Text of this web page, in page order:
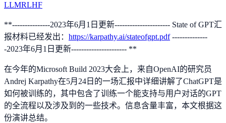
LLMRLHF
**---------------2023年6月1日更新---------------------- State of GPT汇
报材料已经发出： https://karpathy.ai/stateofgpt.pdf--------------
-2023年6月1日更新---------------------- **
在今年的Microsoft Build 2023大会上，来自OpenAI的研究员
Andrej Karpathy在5月24日的一场汇报中详细讲解了ChatGPT是
如何被训练的，其中包含了训练一个能支持与用户对话的GPT
的全流程以及涉及到的一些技术。信息含量丰富，本文根据这
份演讲总结。